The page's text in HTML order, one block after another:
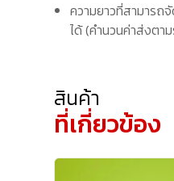
ความยาวที่สามารถ
ได้ (คำนวนค่าส่งตา
สินค้า
ที่เกี่ยวข้อง